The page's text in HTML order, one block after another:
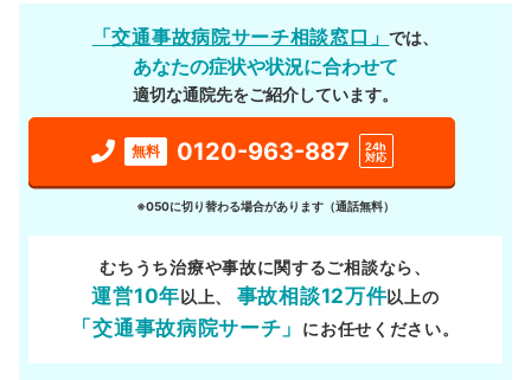
「交通事故病院サーチ相談窓口」では、
あなたの症状や状況に合わせて
適切な通院先をご紹介しています。
無料 0120-963-887
24h
対応
※050に切り替わる場合があります（通話無料）
むちうち治療や事故に関するご相談なら、
運営10年以上、 事故相談12万件以上の
「交通事故病院サーチ」 にお任せください。